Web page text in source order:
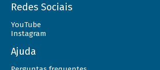
Redes Sociais
YouTube
Instagram
Ajuda